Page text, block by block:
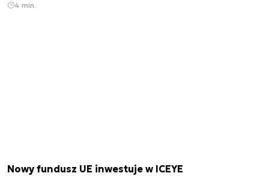
4 min.
Nowy fundusz UE inwestuje w ICEYE